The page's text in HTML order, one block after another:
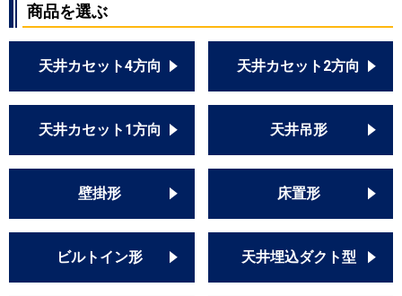
商品を選ぶ
天井カセット4方向 天井カセット2方向
天井カセット1方向 天井吊形
壁掛形 床置形
ビルトイン形 天井埋込ダクト型